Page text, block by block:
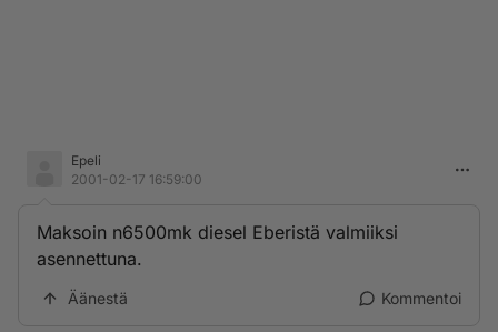
Epeli
2001-02-17 16:59:00
Maksoin n6500mk diesel Eberistä valmiiksi
asennettuna.
Äänestä Kommentoi